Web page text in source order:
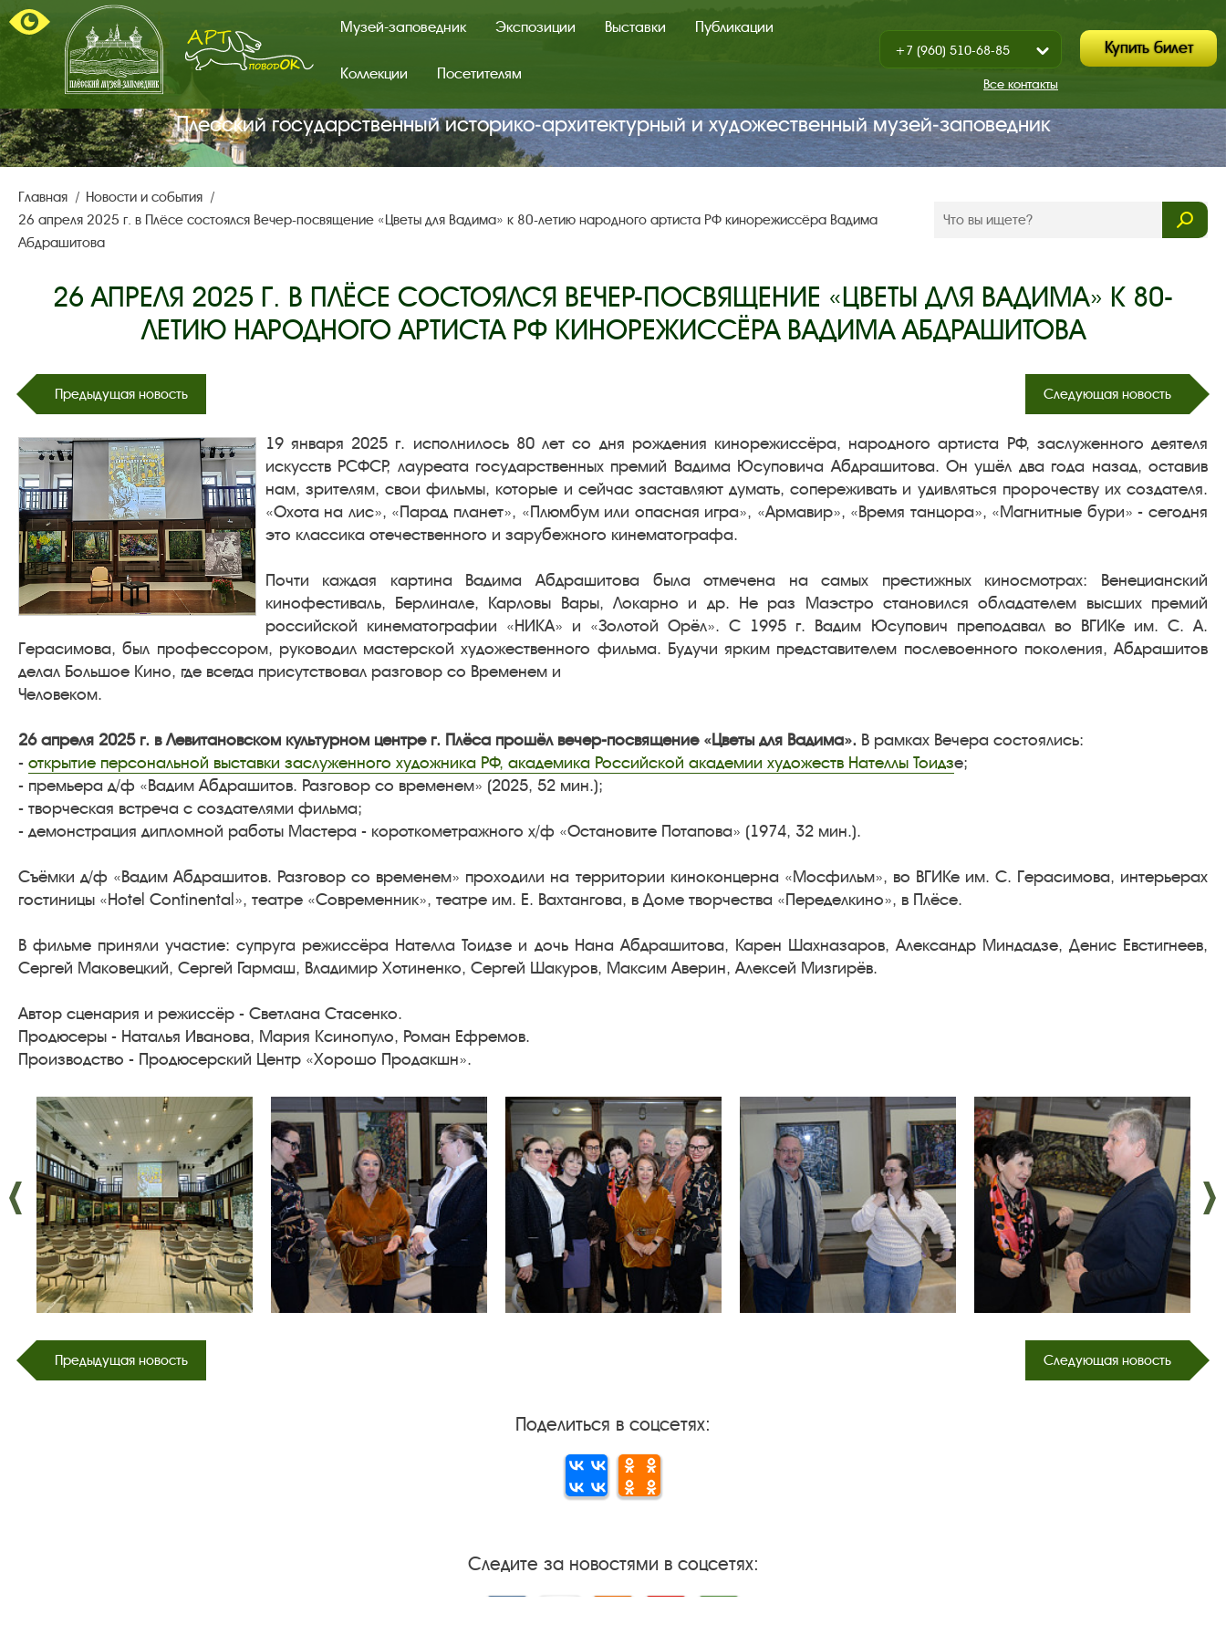
Главная
страница.
поводок.
Музей-заповедник Экспозиции Выставки Публикации
Коллекции Посетителям
Показать
/
Закрыть
+7 (960) 510-68-85
+7 (930) 347-67-70Все контакты
Купить билет
Плесский государственный историко‑архитектурный и художественный музей‑заповедник
Главная
Новости и события
26 апреля 2025 г. в Плёсе состоялся Вечер-посвящение «Цветы для Вадима» к 80-летию народного артиста РФ кинорежиссёра Вадима
Абдрашитова
26 АПРЕЛЯ 2025 Г. В ПЛЁСЕ СОСТОЯЛСЯ ВЕЧЕР-ПОСВЯЩЕНИЕ «ЦВЕТЫ ДЛЯ ВАДИМА» К 80-
ЛЕТИЮ НАРОДНОГО АРТИСТА РФ КИНОРЕЖИССЁРА ВАДИМА АБДРАШИТОВА
Предыдущая новость Следующая новость
19 января 2025 г. исполнилось 80 лет со дня рождения кинорежиссёра, народного артиста РФ, заслуженного деятеля
искусств РСФСР, лауреата государственных премий Вадима Юсуповича Абдрашитова. Он ушёл два года назад, оставив
нам, зрителям, свои фильмы, которые и сейчас заставляют думать, сопереживать и удивляться пророчеству их создателя.
«Охота на лис», «Парад планет», «Плюмбум или опасная игра», «Армавир», «Время танцора», «Магнитные бури» - сегодня
это классика отечественного и зарубежного кинематографа.
Почти каждая картина Вадима Абдрашитова была отмечена на самых престижных киносмотрах: Венецианский
кинофестиваль, Берлинале, Карловы Вары, Локарно и др. Не раз Маэстро становился обладателем высших премий
российской кинематографии «НИКА» и «Золотой Орёл». С 1995 г. Вадим Юсупович преподавал во ВГИКе им. С. А.
Герасимова, был профессором, руководил мастерской художественного фильма. Будучи ярким представителем послевоенного поколения, Абдрашитов
делал Большое Кино, где всегда присутствовал разговор со Временем и
Человеком.
26 апреля 2025 г. в Левитановском культурном центре г. Плёса прошёл вечер-посвящение «Цветы для Вадима». В рамках Вечера состоялись:
- открытие персональной выставки заслуженного художника РФ, академика Российской академии художеств Нателлы Тоидзе;
- премьера д/ф «Вадим Абдрашитов. Разговор со временем» (2025, 52 мин.);
- творческая встреча с создателями фильма;
- демонстрация дипломной работы Мастера - короткометражного х/ф «Остановите Потапова» (1974, 32 мин.).
Съёмки д/ф «Вадим Абдрашитов. Разговор со временем» проходили на территории киноконцерна «Мосфильм», во ВГИКе им. С. Герасимова, интерьерах
гостиницы «Hotel Continental», театре «Современник», театре им. Е. Вахтангова, в Доме творчества «Переделкино», в Плёсе.
В фильме приняли участие: супруга режиссёра Нателла Тоидзе и дочь Нана Абдрашитова, Карен Шахназаров, Александр Миндадзе, Денис Евстигнеев,
Сергей Маковецкий, Сергей Гармаш, Владимир Хотиненко, Сергей Шакуров, Максим Аверин, Алексей Мизгирёв.
Автор сценария и режиссёр - Светлана Стасенко.
Продюсеры - Наталья Иванова, Мария Ксинопуло, Роман Ефремов.
Производство - Продюсерский Центр «Хорошо Продакшн».
Предыдущая новость Следующая новость
Поделиться в соцсетях:
Следите за новостями в соцсетях: